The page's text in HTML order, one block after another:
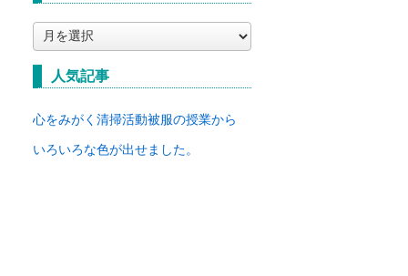
ー
カ
イ
人気記事
心をみがく清掃活動被服の授業から
いろいろな色が出せました。